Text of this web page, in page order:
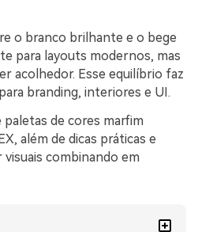
o branco brilhante e o bege
para layouts modernos, mas
acolhedor. Esse equilíbrio faz
branding, interiores e UI.
paletas de cores marfim
além de dicas práticas e
combinando em